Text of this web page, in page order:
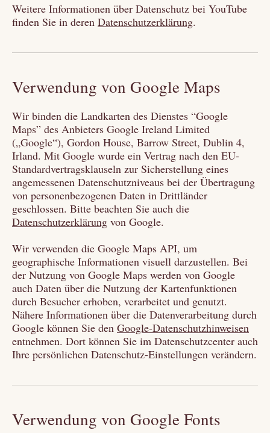
Weitere Informationen über Datenschutz bei YouTube
finden Sie in deren Datenschutzerklärung.
Verwendung von Google Maps
Wir binden die Landkarten des Dienstes “Google
Maps” des Anbieters Google Ireland Limited
(„Google“), Gordon House, Barrow Street, Dublin 4,
Irland. Mit Google wurde ein Vertrag nach den EU-
Standardvertragsklauseln zur Sicherstellung eines
angemessenen Datenschutzniveaus bei der Übertragung
von personenbezogenen Daten in Drittländer
geschlossen. Bitte beachten Sie auch die
Datenschutzerklärung von Google.
Wir verwenden die Google Maps API, um
geographische Informationen visuell darzustellen. Bei
der Nutzung von Google Maps werden von Google
auch Daten über die Nutzung der Kartenfunktionen
durch Besucher erhoben, verarbeitet und genutzt.
Nähere Informationen über die Datenverarbeitung durch
Google können Sie den Google-Datenschutzhinweisen
entnehmen. Dort können Sie im Datenschutzcenter auch
Ihre persönlichen Datenschutz-Einstellungen verändern.
Verwendung von Google Fonts